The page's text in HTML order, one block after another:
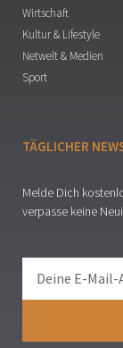
Wirtschaft
Kultur & Lifestyle
Netwelt & Medien
Sport
TÄGLICHER
Melde Dich
verpasse keine